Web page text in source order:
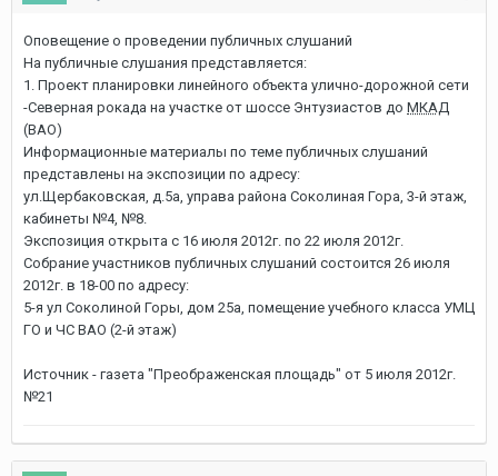
Оповещение о проведении публичных слушаний
На публичные слушания представляется:
1. Проект планировки линейного объекта улично-дорожной сети
-Северная рокада на участке от шоссе Энтузиастов до МКАД
(ВАО)
Информационные материалы по теме публичных слушаний
представлены на экспозиции по адресу:
ул.Щербаковская, д.5а, управа района Соколиная Гора, 3-й этаж,
кабинеты №4, №8.
Экспозиция открыта с 16 июля 2012г. по 22 июля 2012г.
Собрание участников публичных слушаний состоится 26 июля
2012г. в 18-00 по адресу:
5-я ул Соколиной Горы, дом 25а, помещение учебного класса УМЦ
ГО и ЧС ВАО (2-й этаж)
Источник - газета "Преображенская площадь" от 5 июля 2012г.
№21